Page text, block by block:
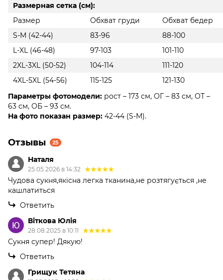
Размерная сетка (см):
Размер
Обхват груди
Обхват бедер
S-M (42-44)
83-96
88-100
L-XL (46-48)
97-103
101-110
2XL-3XL (50-52)
104-114
111-120
4XL-5XL (54-56)
115-125
121-130
Параметры фотомодели: рост – 173 см, ОГ – 83 см, ОТ –
63 см, ОБ – 93 см.
На фото показан размер: 42-44 (S-M).
Отзывы 25
Наталя
25.05.2026 в 14:32
Чудова сукня,якісна легка тканина,не розтягується ,не
кашлатиться
Ответить
Віткова Юлія
28.08.2025 в 10:11
Сукня супер! Дякую!
Ответить
Грищук Тетяна